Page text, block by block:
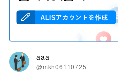
aaa
@mkh06110725